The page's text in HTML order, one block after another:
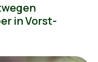
in Vorst-